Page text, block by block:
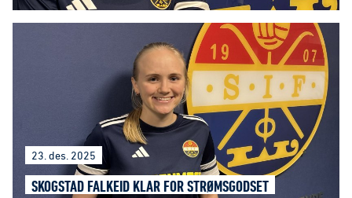
23. des. 2025
SKOGSTAD FALKEID KLAR FOR STRØMSGODSET